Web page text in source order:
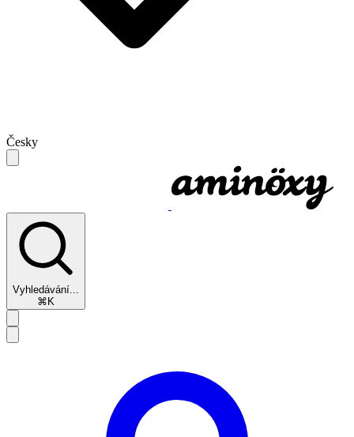
Česky
Vyhledávání...
⌘K